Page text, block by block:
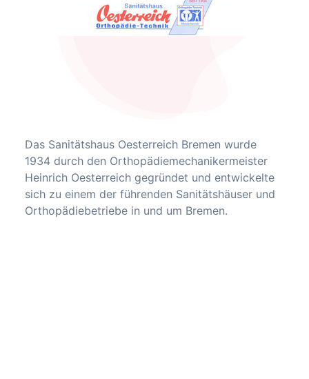
Das Sanitätshaus Oesterreich Bremen wurde
1934 durch den Orthopädiemechanikermeister
Heinrich Oesterreich gegründet und entwickelte
sich zu einem der führenden Sanitätshäuser und
Orthopädiebetriebe in und um Bremen.